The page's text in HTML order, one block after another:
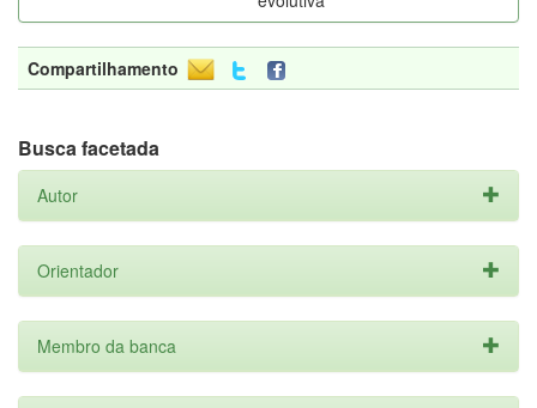
Compartilhamento
Busca facetada
Autor
Orientador
Membro da banca